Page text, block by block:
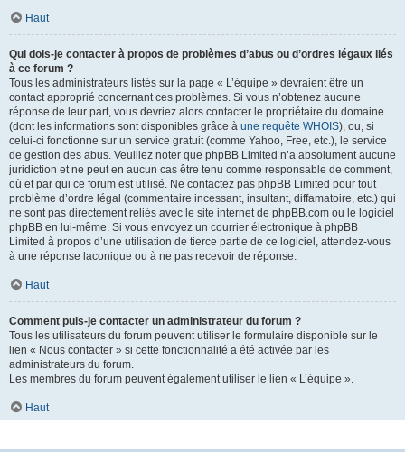
Haut
Qui dois-je contacter à propos de problèmes d’abus ou d’ordres légaux liés
à ce forum ?
Tous les administrateurs listés sur la page « L’équipe » devraient être un
contact approprié concernant ces problèmes. Si vous n’obtenez aucune
réponse de leur part, vous devriez alors contacter le propriétaire du domaine
(dont les informations sont disponibles grâce à une requête WHOIS), ou, si
celui-ci fonctionne sur un service gratuit (comme Yahoo, Free, etc.), le service
de gestion des abus. Veuillez noter que phpBB Limited n’a absolument aucune
juridiction et ne peut en aucun cas être tenu comme responsable de comment,
où et par qui ce forum est utilisé. Ne contactez pas phpBB Limited pour tout
problème d’ordre légal (commentaire incessant, insultant, diffamatoire, etc.) qui
ne sont pas directement reliés avec le site internet de phpBB.com ou le logiciel
phpBB en lui-même. Si vous envoyez un courrier électronique à phpBB
Limited à propos d’une utilisation de tierce partie de ce logiciel, attendez-vous
à une réponse laconique ou à ne pas recevoir de réponse.
Haut
Comment puis-je contacter un administrateur du forum ?
Tous les utilisateurs du forum peuvent utiliser le formulaire disponible sur le
lien « Nous contacter » si cette fonctionnalité a été activée par les
administrateurs du forum.
Les membres du forum peuvent également utiliser le lien « L’équipe ».
Haut